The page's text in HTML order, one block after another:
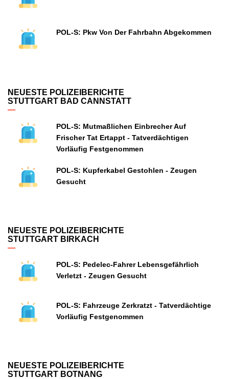
POL-S: Pkw Von Der Fahrbahn Abgekommen
NEUESTE POLIZEIBERICHTE
STUTTGART BAD CANNSTATT
POL-S: Mutmaßlichen Einbrecher Auf
Frischer Tat Ertappt - Tatverdächtigen
Vorläufig Festgenommen
POL-S: Kupferkabel Gestohlen - Zeugen
Gesucht
NEUESTE POLIZEIBERICHTE
STUTTGART BIRKACH
POL-S: Pedelec-Fahrer Lebensgefährlich
Verletzt - Zeugen Gesucht
POL-S: Fahrzeuge Zerkratzt - Tatverdächtige
Vorläufig Festgenommen
NEUESTE POLIZEIBERICHTE
STUTTGART BOTNANG